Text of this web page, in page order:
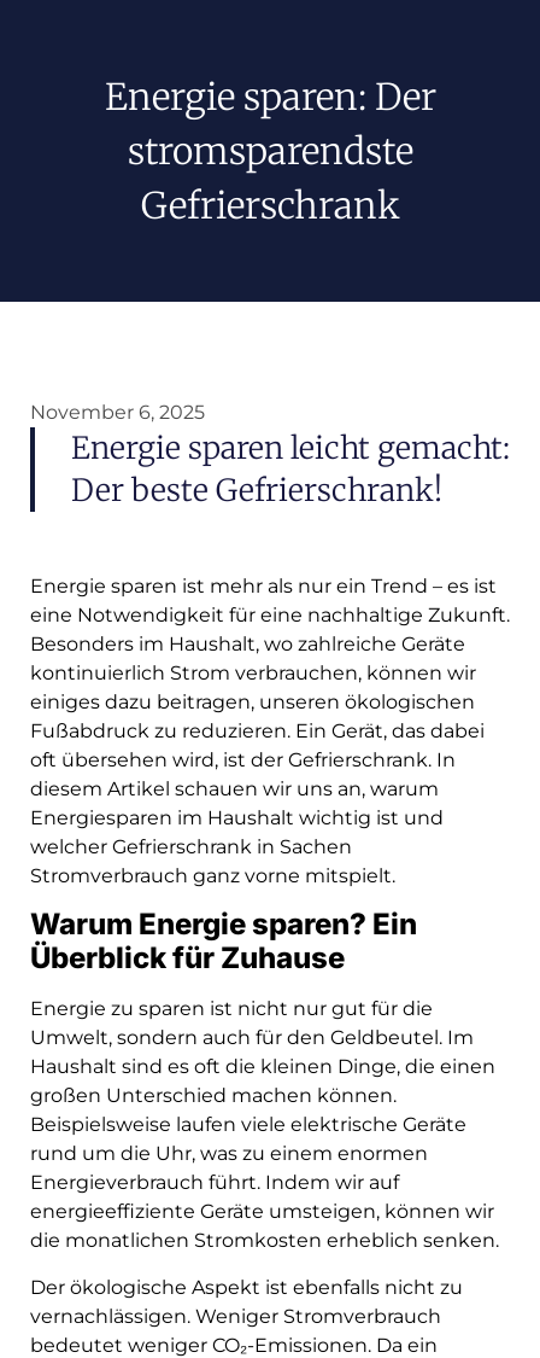
Energie sparen: Der
stromsparendste
Gefrierschrank
November 6, 2025
Energie sparen leicht gemacht:
Der beste Gefrierschrank!
Energie sparen ist mehr als nur ein Trend – es ist
eine Notwendigkeit für eine nachhaltige Zukunft.
Besonders im Haushalt, wo zahlreiche Geräte
kontinuierlich Strom verbrauchen, können wir
einiges dazu beitragen, unseren ökologischen
Fußabdruck zu reduzieren. Ein Gerät, das dabei
oft übersehen wird, ist der Gefrierschrank. In
diesem Artikel schauen wir uns an, warum
Energiesparen im Haushalt wichtig ist und
welcher Gefrierschrank in Sachen
Stromverbrauch ganz vorne mitspielt.
Warum Energie sparen? Ein
Überblick für Zuhause
Energie zu sparen ist nicht nur gut für die
Umwelt, sondern auch für den Geldbeutel. Im
Haushalt sind es oft die kleinen Dinge, die einen
großen Unterschied machen können.
Beispielsweise laufen viele elektrische Geräte
rund um die Uhr, was zu einem enormen
Energieverbrauch führt. Indem wir auf
energieeffiziente Geräte umsteigen, können wir
die monatlichen Stromkosten erheblich senken.
Der ökologische Aspekt ist ebenfalls nicht zu
vernachlässigen. Weniger Stromverbrauch
bedeutet weniger CO₂-Emissionen. Da ein